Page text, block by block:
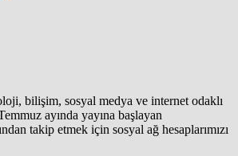
bilişim, sosyal medya ve internet odaklı
ayında yayına başlayan
takip etmek için sosyal ağ hesaplarımızı